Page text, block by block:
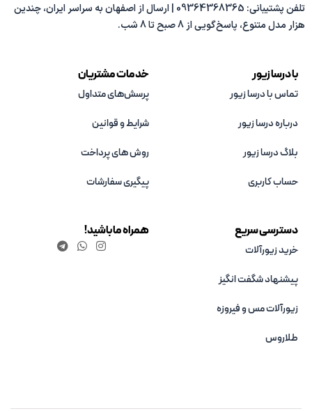
تلفن پشتیبانی: 09364368365 | ارسال از اصفهان به سراسر ایران، چندین
هزار مدل متنوع، پاسخ‌گویی از 8 صبح تا 8 شب.
با درسا زیور
تماس با درسا زیور
درباره درسا زیور
بلاگ درسا زیور
حساب کاربری
خدمات مشتریان
پرسش‌های متداول
شرایط و قوانین
روش های پرداخت
پیگیری سفارشات
دسترسی سریع
خرید زیورآلات
پیشنهاد شگفت انگیز
زیورآلات مس و فیروزه‌
طلاروس
همراه ما باشید!